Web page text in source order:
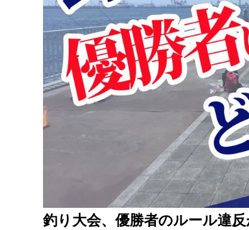
釣り大会、優勝者のルール違